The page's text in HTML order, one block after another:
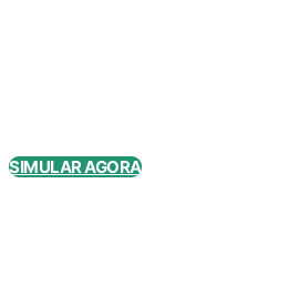
SIMULAR AGORA